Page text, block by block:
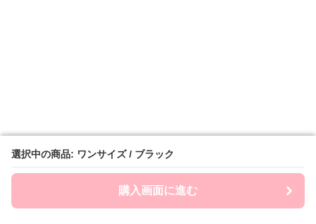
選択中の商品: ワンサイズ / ブラック
購入画面に進む
選択中の商品: ワンサイズ / ブラック
購入画面に進む